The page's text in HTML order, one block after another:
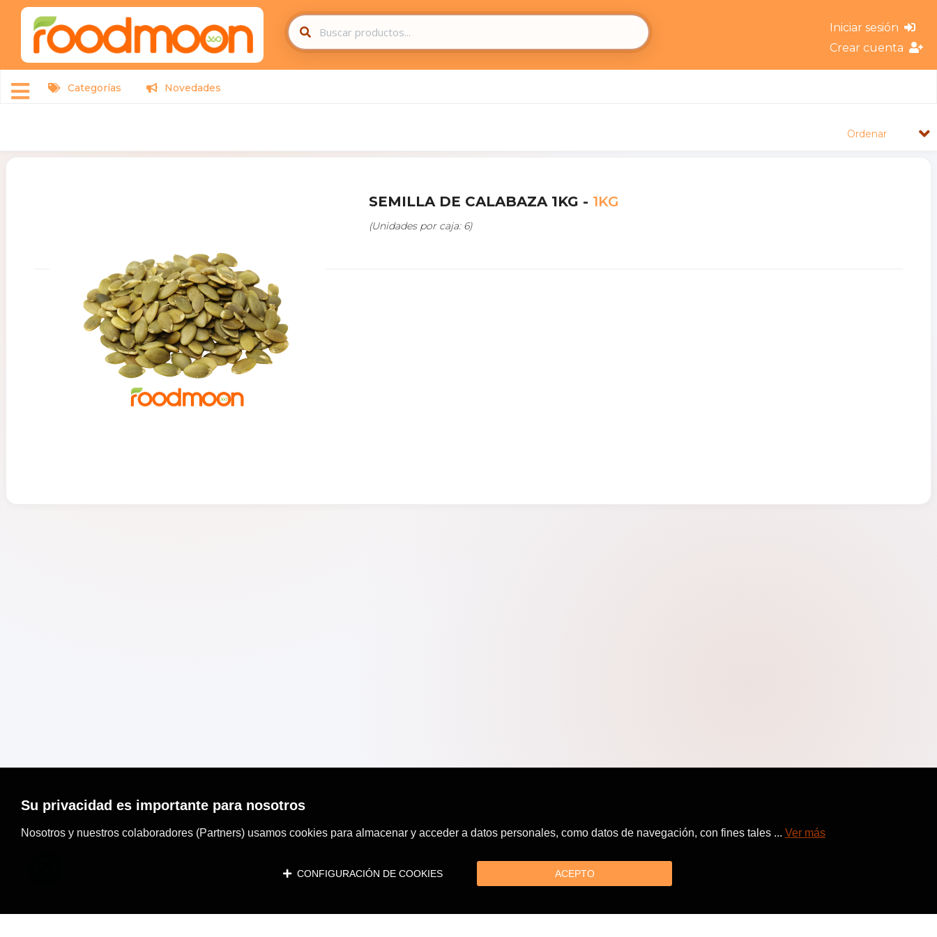
Iniciar sesión
Crear cuenta
Categorías Novedades
Ordenar
SEMILLA DE CALABAZA 1KG - 1KG
(Unidades por caja: 6)
Su privacidad es importante para nosotros
Nosotros y nuestros colaboradores (Partners) usamos cookies para almacenar y acceder a datos personales, como datos de navegación, con fines tales ... Ver más
CONFIGURACIÓN DE COOKIES ACEPTO